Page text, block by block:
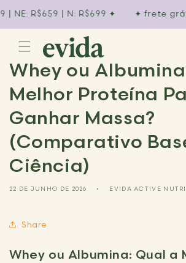
para o
R$659 | N: R$699 ✦︎ ✦︎ frete grátis! a
Whey ou
Melhor Proteína
Ganhar Massa?
(Comparativo
Ciência)
22 DE JUNHO DE 2026 EVIDA ACTIVE
Share
Whey ou Albumina: Qual a